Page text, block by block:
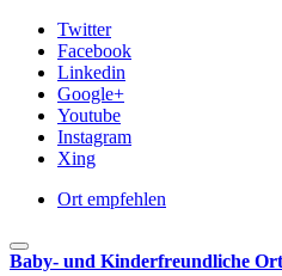
Twitter
Facebook
Linkedin
Google+
Youtube
Instagram
Xing
Ort empfehlen
Toggle navigation
Baby- und Kinderfreundliche